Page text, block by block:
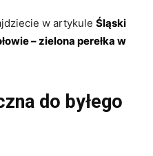
w artykule Śląski
– zielona perełka w
do byłego